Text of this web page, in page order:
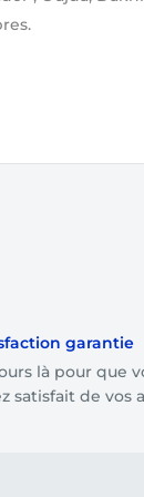
le montant
garantie
là pour que
satisfait de vos